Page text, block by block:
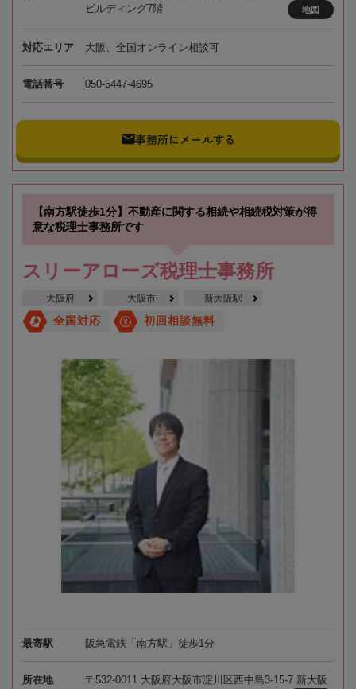
ビルディング7階
地図
対応エリア 大阪、全国オンライン相談可
電話番号 050-5447-4695
事務所にメールする
【南方駅徒歩1分】不動産に関する相続や相続税対策が得
意な税理士事務所です
スリーアローズ税理士事務所
大阪府 大阪市 新大阪駅
全国対応 初回相談無料
最寄駅 阪急電鉄「南方駅」徒歩1分
所在地
〒532-0011 大阪府大阪市淀川区西中島3-15-7 新大阪